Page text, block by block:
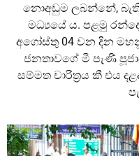
නොඅඩුම ලබන්නේ,
මධ්‍යයේ ය. පළමු
අගෝස්තු 04 වන දින
ජනතාවගේ මී පැණි
සම්මත චාරිත්‍රය කී එය